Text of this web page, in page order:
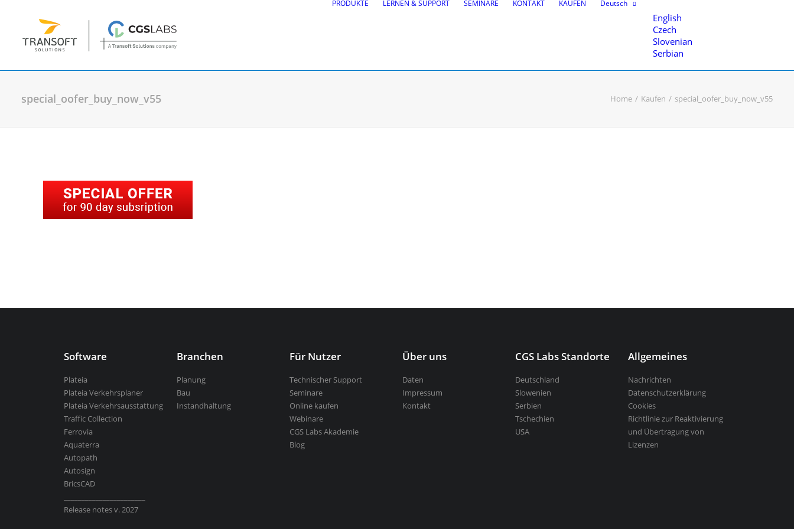
PRODUKTE LERNEN & SUPPORT SEMINARE KONTAKT KAUFEN Deutsch
English
Czech
Slovenian
Serbian
special_oofer_buy_now_v55 Home Kaufen special_oofer_buy_now_v55
Software
Plateia
Plateia Verkehrsplaner
Plateia Verkehrsausstattung
Traffic Collection
Ferrovia
Aquaterra
Autopath
Autosign
BricsCAD
Release notes v. 2027
Branchen
Planung
Bau
Instandhaltung
Für Nutzer
Technischer Support
Seminare
Online kaufen
Webinare
CGS Labs Akademie
Blog
Über uns
Daten
Impressum
Kontakt
CGS Labs Standorte
Deutschland
Slowenien
Serbien
Tschechien
USA
Allgemeines
Nachrichten
Datenschutzerklärung
Cookies
Richtlinie zur Reaktivierung
und Übertragung von
Lizenzen
Planung & Entwurf
Plateia Traffic Collection
Autopath| Schleppkurvenanalyse
Autosign| Verkehrszeichen und Straßenmarkierungen
Aquaterra| Entwurf von Kanal- und Flusstechnik